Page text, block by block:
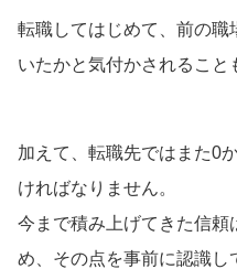
転職してはじめて、前の職
いたかと気付かされること
加えて、転職先ではまた0
ければなりません。
今まで積み上げてきた信頼
め、その点を事前に認識し